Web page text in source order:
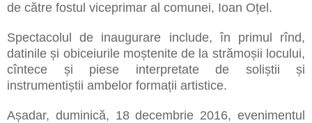
de către fostul viceprimar al comunei, Ioan Oțel.
Spectacolul de inaugurare include, în primul rînd,
datinile și obiceiurile moștenite de la strămoșii locului,
cîntece și piese interpretate de soliștii și
instrumentiștii ambelor formații artistice.
Așadar, duminică, 18 decembrie 2016, evenimentul